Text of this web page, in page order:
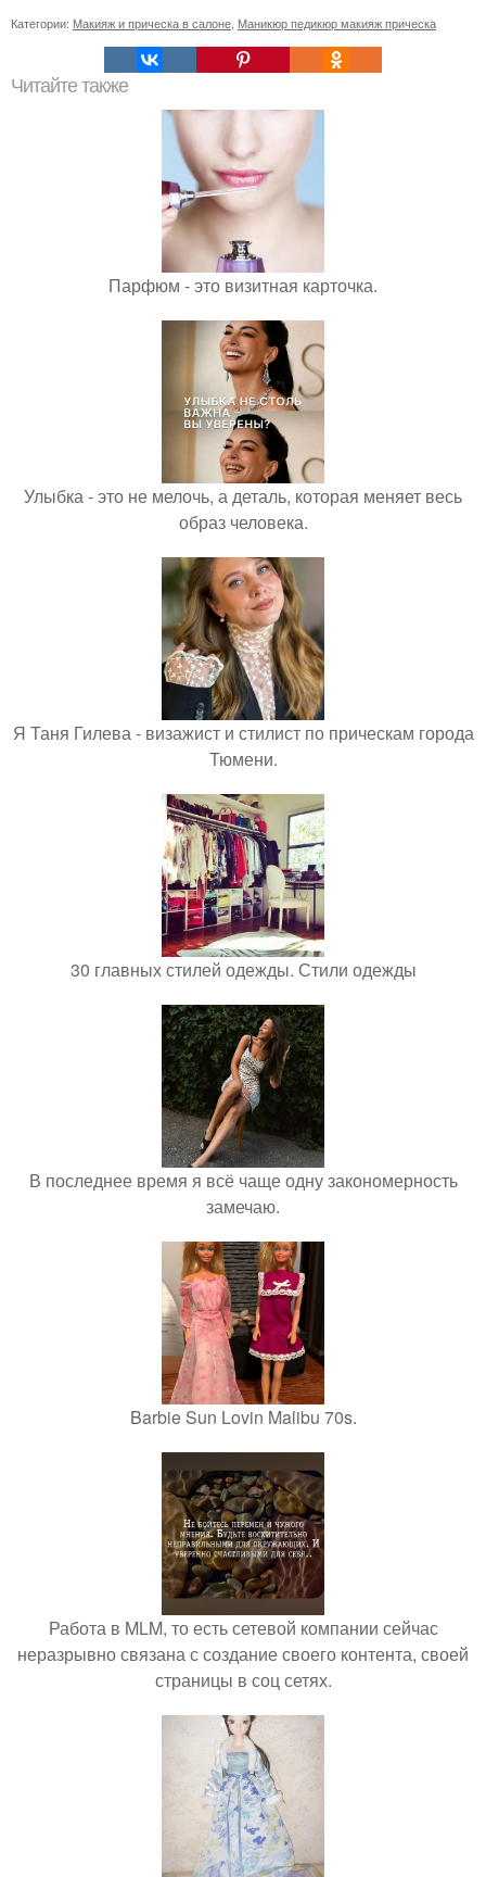
Категории: Макияж и прическа в салоне Маникюр педикюр макияж прическа
Читайте также
Парфюм - это визитная карточка.
Улыбка - это не мелочь, а деталь, которая меняет весь
образ человека.
Я Таня Гилева - визажист и стилист по прическам города
Тюмени.
30 главных стилей одежды. Стили одежды
В последнее время я всё чаще одну закономерность
замечаю.
Barbie Sun Lovin Malibu 70s.
Работа в MLM, то есть сетевой компании сейчас
неразрывно связана с создание своего контента, своей
страницы в соц сетях.